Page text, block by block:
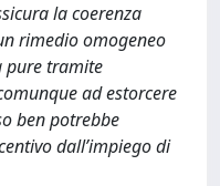
la coerenza
rimedio omogeneo
pure tramite
ad estorcere
ben potrebbe
dall’impiego di